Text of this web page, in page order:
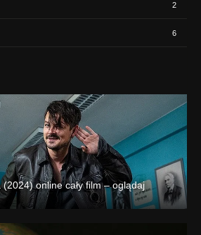
2
6
online cały film – oglądaj